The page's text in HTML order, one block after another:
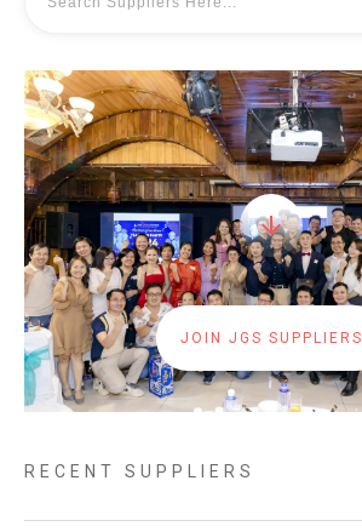
JOIN JGS SUPPLIERS
RECENT SUPPLIERS